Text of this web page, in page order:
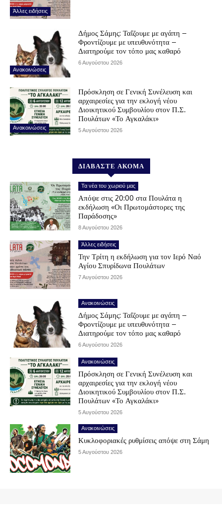
Άλλες ειδήσεις
Ανακοινώσεις
Δήμος Σάμης: Ταΐζουμε με αγάπη –
Φροντίζουμε με υπευθυνότητα –
Διατηρούμε τον τόπο μας καθαρό
6 Αυγούστου 2026
Ανακοινώσεις
Πρόσκληση σε Γενική Συνέλευση και
αρχαιρεσίες για την εκλογή νέου
Διοικητικού Συμβουλίου στον Π.Σ.
Πουλάτων «Το Αγκαλάκι»
5 Αυγούστου 2026
ΔΙΑΒΑΣΤΕ ΑΚΟΜΑ
Τα νέα του χωριού μας
Απόψε στις 20:00 στα Πουλάτα η
εκδήλωση «Οι Πρωτομάστορες της
Παράδοσης»
8 Αυγούστου 2026
Άλλες ειδήσεις
Την Τρίτη η εκδήλωση για τον Ιερό Ναό
Αγίου Σπυρίδωνα Πουλάτων
7 Αυγούστου 2026
Ανακοινώσεις
Δήμος Σάμης: Ταΐζουμε με αγάπη –
Φροντίζουμε με υπευθυνότητα –
Διατηρούμε τον τόπο μας καθαρό
6 Αυγούστου 2026
Ανακοινώσεις
Πρόσκληση σε Γενική Συνέλευση και
αρχαιρεσίες για την εκλογή νέου
Διοικητικού Συμβουλίου στον Π.Σ.
Πουλάτων «Το Αγκαλάκι»
5 Αυγούστου 2026
Ανακοινώσεις
Κυκλοφοριακές ρυθμίσεις απόψε στη Σάμη
5 Αυγούστου 2026